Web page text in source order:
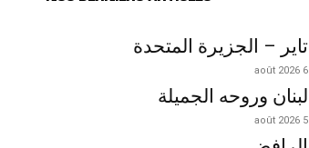
تاير – الجزيرة المتحدة
6 août 2026
لبنان وروحه الجميلة
5 août 2026